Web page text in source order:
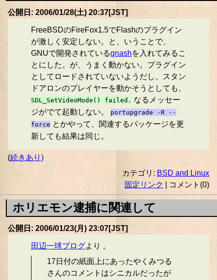
公開日: 2006/01/28(土) 20:37[JST]
FreeBSDのFireFox1.5でFlashのプラグイン
が激しく安定しない。と、いうことで、
GNUで開発されているgnashを入れてみるこ
とにした。が、うまく動かない。プラグイン
としてロードされていないようだし、スタン
ドアロンのプレイヤーを動かそうとしても、
SDL_SetVideoMode() failed. なるメッセー
ジがでて起動しない。
portupgrade -R --
force とかやって、関連するパッケージを更
新しても結果は同じ。
(続きあり)
カテゴリ: BSD and Linux
固定リンク
| コメント(0)
ホリエモン逮捕に関連して
公開日: 2006/01/23(月) 23:07[JST]
田辺一球ブログより 。
17日付の紙面上にあったやくみつる
さんのコメントはシニカルだったが